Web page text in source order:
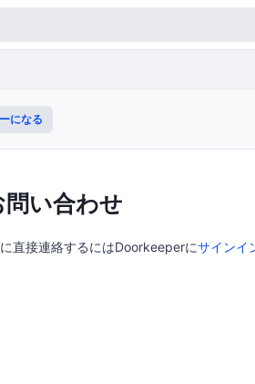
になる
い合わせ
直接連絡するにはDoorkeeperにサインイ